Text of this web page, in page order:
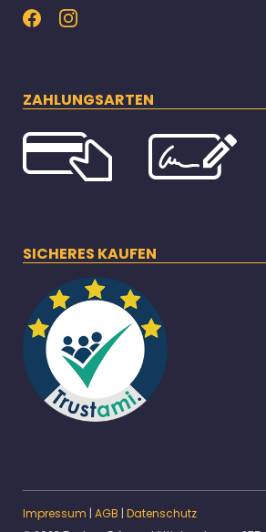
ZAHLUNGSARTEN
SICHERES KAUFEN
Impressum AGB Datenschutz